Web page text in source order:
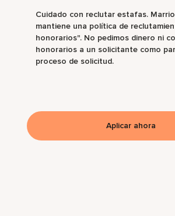
Cuidado con reclutar estafas.
mantiene una política de
honorarios". No pedimos dinero ni
honorarios a un solicitante como
proceso de solicitud.
Aplicar ahora